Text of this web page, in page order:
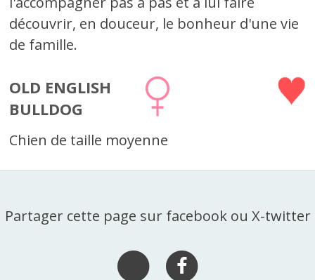
découvrir, en douceur, le bonheur d'une vie
de famille.
OLD ENGLISH
BULLDOG
Chien de taille moyenne
Partager cette page sur facebook ou X-twitter